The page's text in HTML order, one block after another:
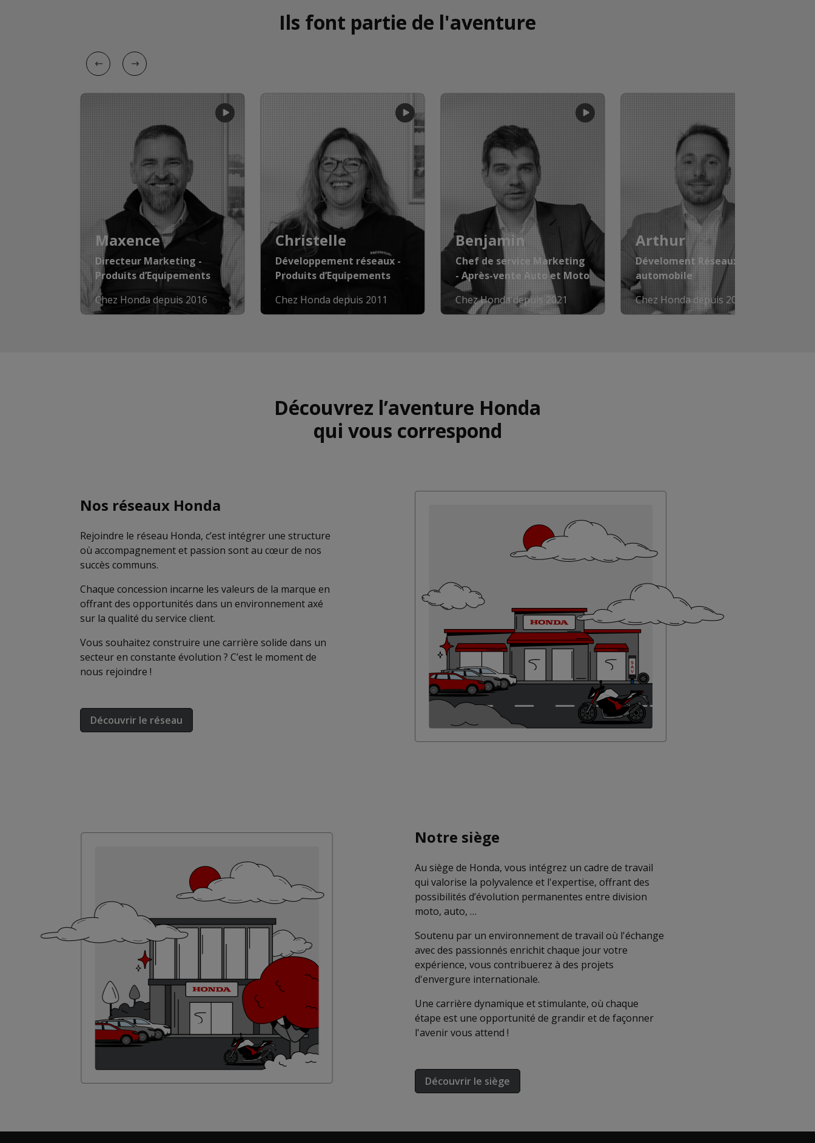
Ils font partie de l'aventure
Maxence
Directeur Marketing -
Produits d’Equipements
Chez Honda depuis 2016
Christelle
Développement réseaux -
Produits d’Equipements
Chez Honda depuis 2011
Benjamin
Chef de service Marketing
- Après-vente Auto et Moto
Chez Honda depuis 2021
Arthur
Déveloment Réseaux -
automobile
Chez Honda depuis 2022
Découvrez l’aventure Honda
qui vous correspond
Nos réseaux Honda
Rejoindre le réseau Honda, c’est intégrer une structure
où accompagnement et passion sont au cœur de nos
succès communs.
Chaque concession incarne les valeurs de la marque en
offrant des opportunités dans un environnement axé
sur la qualité du service client.
Vous souhaitez construire une carrière solide dans un
secteur en constante évolution ? C’est le moment de
nous rejoindre !
Découvrir le réseau
Notre siège
Au siège de Honda, vous intégrez un cadre de travail
qui valorise la polyvalence et l'expertise, offrant des
possibilités d’évolution permanentes entre division
moto, auto, …
Soutenu par un environnement de travail où l'échange
avec des passionnés enrichit chaque jour votre
expérience, vous contribuerez à des projets
d'envergure internationale.
Une carrière dynamique et stimulante, où chaque
étape est une opportunité de grandir et de façonner
l'avenir vous attend !
Découvrir le siège